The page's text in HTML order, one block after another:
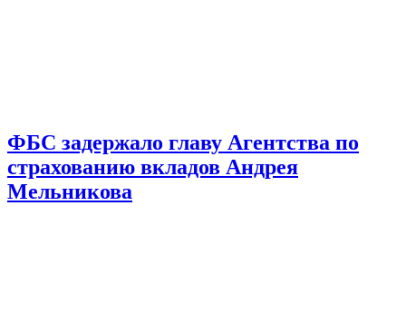
ФБС задержало главу Агентства по
страхованию вкладов Андрея
Мельникова